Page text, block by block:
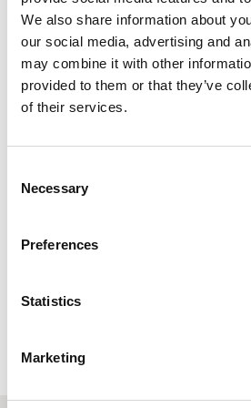
We also share information about
our social media, advertising and
may combine it with other
provided to them or that they’ve
of their services.
Selection
Necessary
Preferences
Statistics
Marketing
Rhaglen
Symphony No 5 'Reformation'
Harry Ogg
Tara Erraught